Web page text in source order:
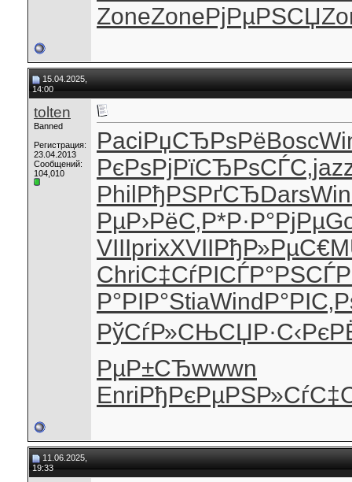
ZoneZoneРјРµРЅСЏ
15.04.2025,
14:00
tolten
Banned
Регистрация:
23.04.2013
Сообщений:
104,010
PaciРџСЂРѕРёBosc
РєРѕРјРїСЂРѕСЃС‚
Phil РђРЅРґСЂDars
РµР›РёС‚Р*Р·Р°РјРµ
VIIIprixXVIIРђР»РµС€
ChriС‡СѓРІСЃ
Р°РІР°StiaWind
РўСѓР»СЊСЏР·С‹Рє
РµР±СЂwwwn
EnriРђРєРµРЅ
11.06.2025,
19:33